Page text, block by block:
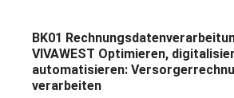
BK01
VIVAWEST Optimieren,
automatisieren:
verarbeiten